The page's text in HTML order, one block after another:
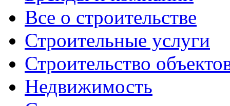
Все о строительстве
Строительные услуги
Строительство
Недвижимость